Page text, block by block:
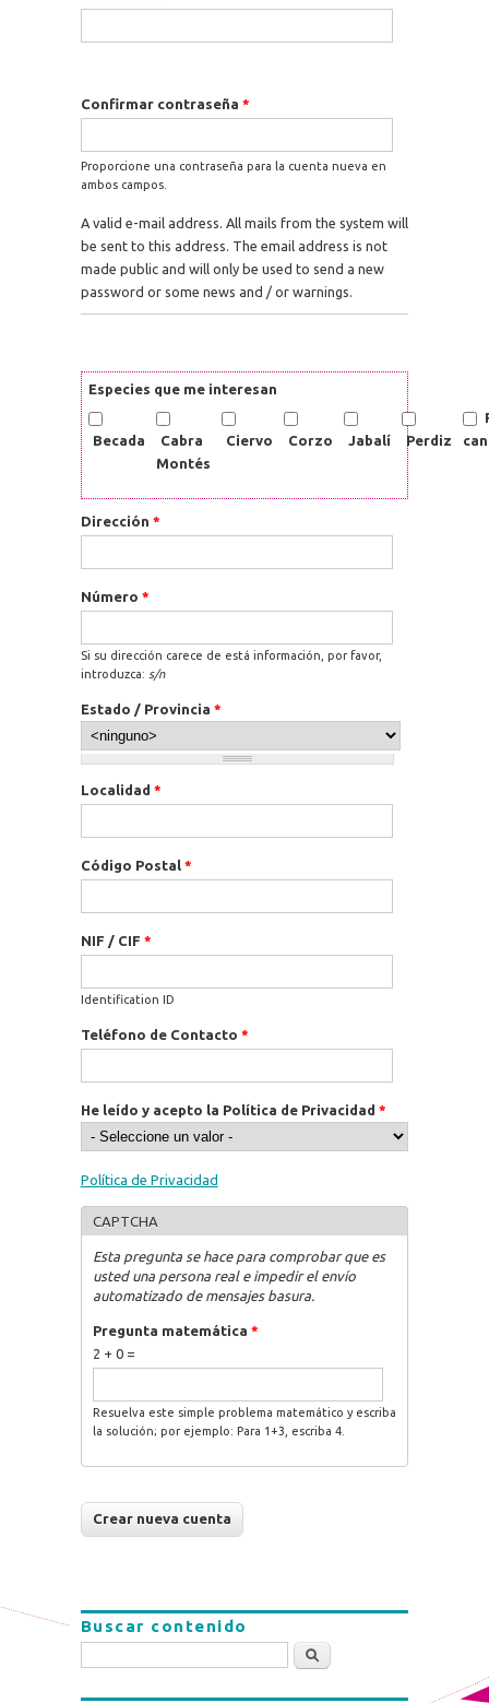
Confirmar contraseña *
Proporcione una contraseña para la cuenta nueva en
ambos campos.
A valid e-mail address. All mails from the system will
be sent to this address. The email address is not
made public and will only be used to send a new
password or some news and / or warnings.
Especies que me interesan
Becada
Cabra
Montés
Ciervo Corzo Jabalí Perdiz
Dirección *
Número *
Si su dirección carece de está información, por favor,
introduzca: s/n
Estado / Provincia *
Localidad *
Código Postal *
NIF / CIF *
Identification ID
Teléfono de Contacto *
He leído y acepto la Política de Privacidad *
Política de Privacidad
CAPTCHA
Esta pregunta se hace para comprobar que es
usted una persona real e impedir el envío
automatizado de mensajes basura.
Pregunta matemática *
2 + 0 =
Resuelva este simple problema matemático y escriba
la solución; por ejemplo: Para 1+3, escriba 4.
Buscar contenido
Buscar